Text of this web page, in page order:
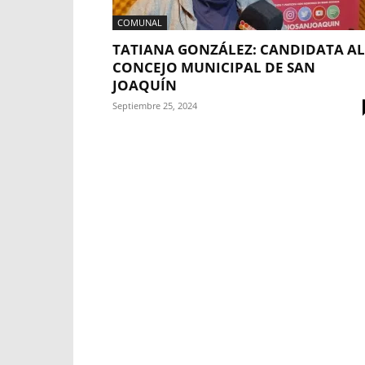
COMUNAL
TATIANA GONZÁLEZ: CANDIDATA AL
CONCEJO MUNICIPAL DE SAN
JOAQUÍN
Septiembre 25, 2024